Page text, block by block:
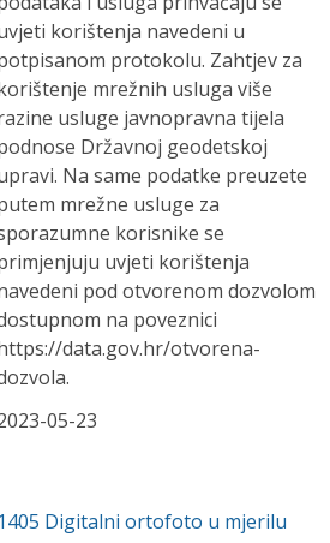
korištenja navedeni u
protokolu. Zahtjev za
mrežnih usluga više
usluge javnopravna tijela
Državnoj geodetskoj
Na same podatke preuzete
mrežne usluge za
korisnike se
uvjeti korištenja
pod otvorenom dozvolom
na poveznici
data.gov.hr/otvorena-
05-23
1405 Digitalni ortofoto u mjerilu